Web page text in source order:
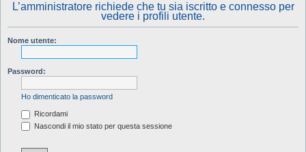
L’amministratore richiede che tu sia iscritto e connesso per
vedere i profili utente.
Nome utente:
Password:
Ho dimenticato la password
Ricordami
Nascondi il mio stato per questa sessione